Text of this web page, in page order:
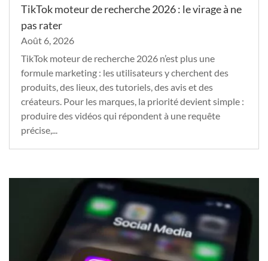
TikTok moteur de recherche 2026 : le virage à ne
pas rater
Août 6, 2026
TikTok moteur de recherche 2026 n’est plus une
formule marketing : les utilisateurs y cherchent des
produits, des lieux, des tutoriels, des avis et des
créateurs. Pour les marques, la priorité devient simple :
produire des vidéos qui répondent à une requête
précise,...